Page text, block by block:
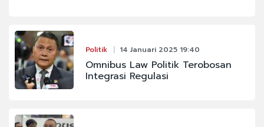
Politik 14 Januari 2025 19:40
Omnibus Law Politik Terobosan
Integrasi Regulasi